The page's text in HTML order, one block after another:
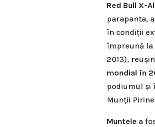
Red Bull X-
parapanta,
în condiții
împreună la
2013),
mondial în
podiumul și
Munții
Muntele a